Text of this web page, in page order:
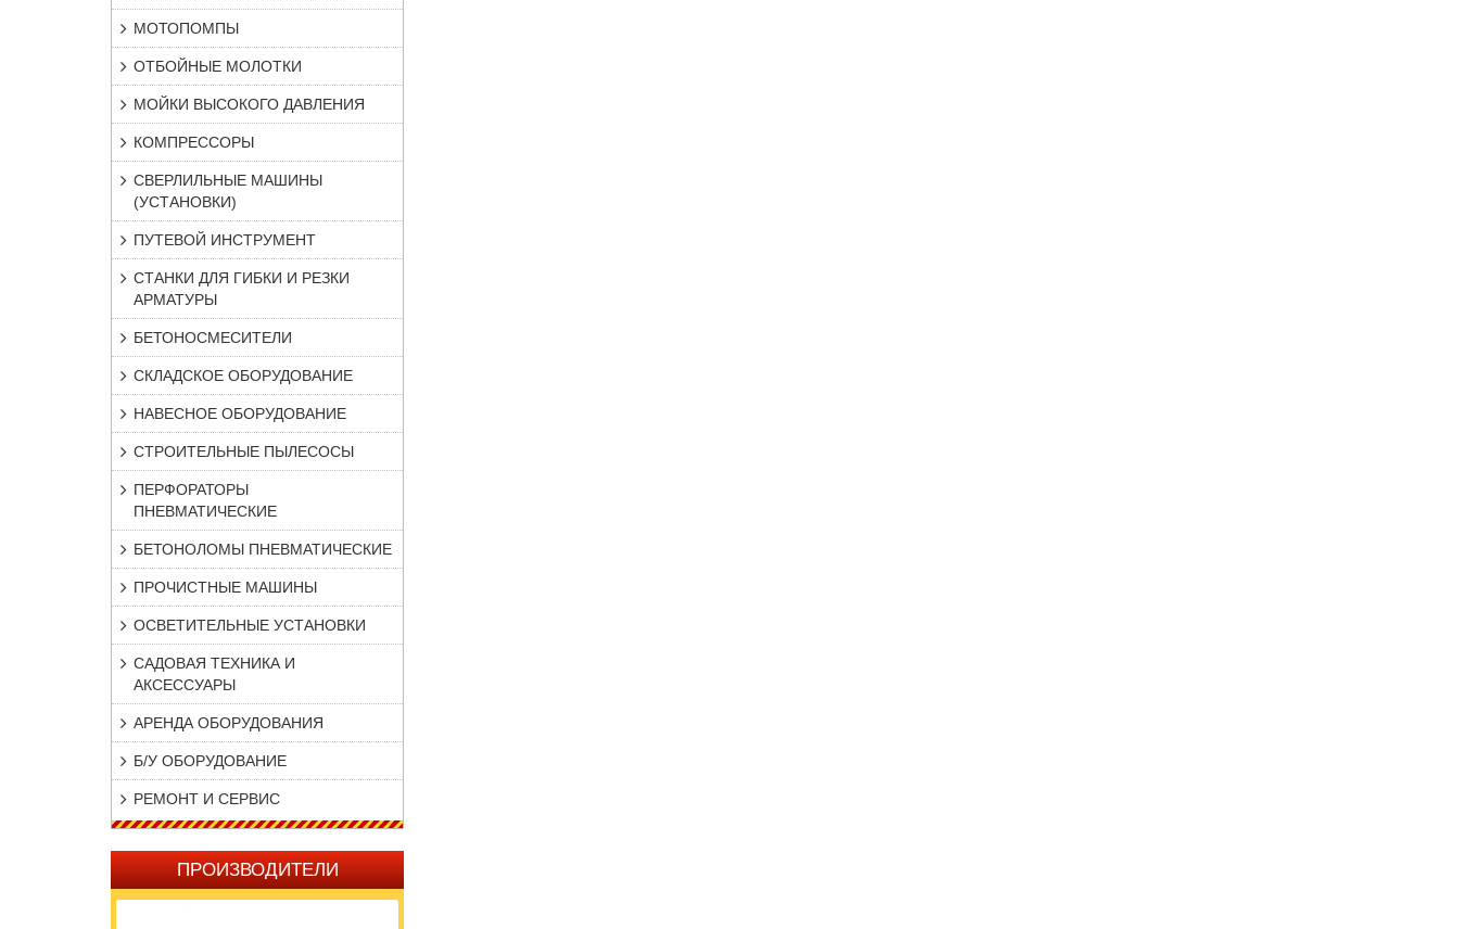
МОТОПОМПЫ
ОТБОЙНЫЕ МОЛОТКИ
МОЙКИ ВЫСОКОГО ДАВЛЕНИЯ
КОМПРЕССОРЫ
СВЕРЛИЛЬНЫЕ МАШИНЫ
(УСТАНОВКИ)
ПУТЕВОЙ ИНСТРУМЕНТ
СТАНКИ ДЛЯ ГИБКИ И РЕЗКИ
АРМАТУРЫ
БЕТОНОСМЕСИТЕЛИ
СКЛАДСКОЕ ОБОРУДОВАНИЕ
НАВЕСНОЕ ОБОРУДОВАНИЕ
СТРОИТЕЛЬНЫЕ ПЫЛЕСОСЫ
ПЕРФОРАТОРЫ
ПНЕВМАТИЧЕСКИЕ
БЕТОНОЛОМЫ ПНЕВМАТИЧЕСКИЕ
ПРОЧИСТНЫЕ МАШИНЫ
ОСВЕТИТЕЛЬНЫЕ УСТАНОВКИ
САДОВАЯ ТЕХНИКА И
АКСЕССУАРЫ
АРЕНДА ОБОРУДОВАНИЯ
Б/У ОБОРУДОВАНИЕ
РЕМОНТ И СЕРВИС
ПРОИЗВОДИТЕЛИ